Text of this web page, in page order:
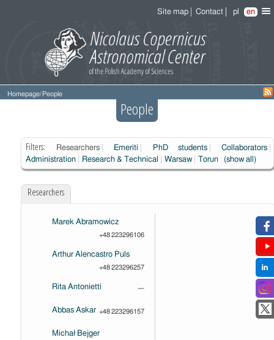
Site map Contact pl en
Homepage/ People
People
Filters: Researchers Emeriti PhD students
Collaborators
Administration
Research & Technical Warsaw Torun (show all)
Researchers
Marek Abramowicz
+48 223296106
Arthur Alencastro Puls
+48 223296257
Rita Antonietti —
Abbas Askar +48 223296157
Michał Bejger